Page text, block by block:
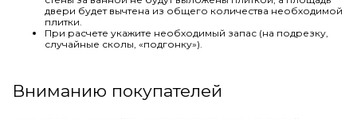
двери будет вычтена из общего количества необходимой
плитки.
При расчете укажите необходимый запас (на подрезку,
случайные сколы, «подгонку»).
Вниманию покупателей